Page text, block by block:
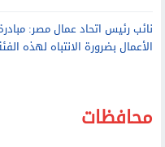
الأعمال بضرورة الانتباه لهذه
محافظات